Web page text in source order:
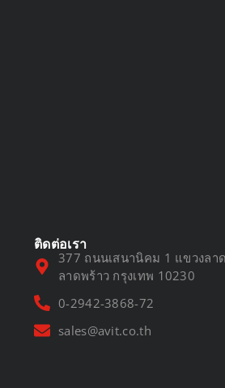
ติดต่อเรา
377 ถนนเสนานิคม 1 แขวงลา
ลาดพร้าว กรุงเทพ 10230
0-2942-3868-72
sales@avit.co.th